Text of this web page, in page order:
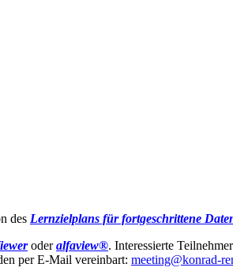
des Lernzielplans für fortgeschrittene
oderalfaview®. Interessierte
per E-Mail vereinbart: meeting@konrad-